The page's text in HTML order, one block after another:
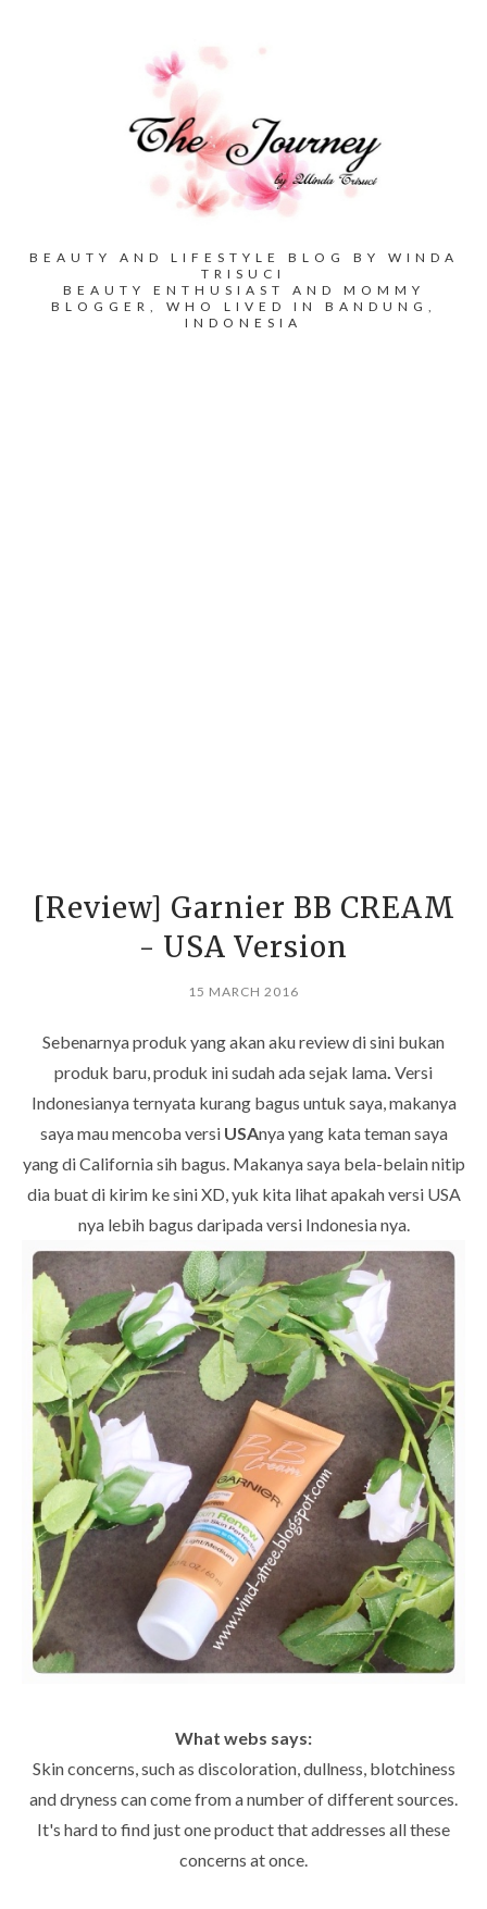
BEAUTY AND LIFESTYLE BLOG BY WINDA
TRISUCI
BEAUTY ENTHUSIAST AND MOMMY
BLOGGER, WHO LIVED IN BANDUNG,
INDONESIA
[Review] Garnier BB CREAM
- USA Version
15 MARCH 2016
Sebenarnya produk yang akan aku review di sini bukan
produk baru, produk ini sudah ada sejak lama. Versi
Indonesianya ternyata kurang bagus untuk saya, makanya
saya mau mencoba versi USAnya yang kata teman saya
yang di California sih bagus. Makanya saya bela-belain nitip
dia buat di kirim ke sini XD, yuk kita lihat apakah versi USA
nya lebih bagus daripada versi Indonesia nya.
What webs says:
Skin concerns, such as discoloration, dullness, blotchiness
and dryness can come from a number of different sources.
It's hard to find just one product that addresses all these
concerns at once.